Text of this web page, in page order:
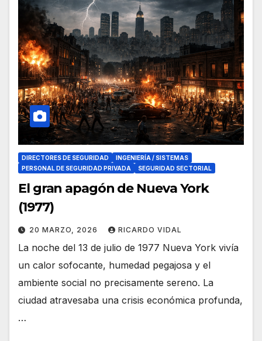
DIRECTORES DE SEGURIDAD
INGENIERÍA / SISTEMAS
PERSONAL DE SEGURIDAD PRIVADA
SEGURIDAD SECTORIAL
El gran apagón de Nueva York
(1977)
20 MARZO, 2026 RICARDO VIDAL
La noche del 13 de julio de 1977 Nueva York vivía
un calor sofocante, humedad pegajosa y el
ambiente social no precisamente sereno. La
ciudad atravesaba una crisis económica profunda,
…